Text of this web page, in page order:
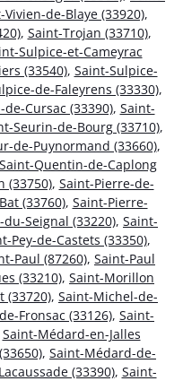
Vivien-de-Blaye (33920),
, Saint-Trojan (33710),
Sulpice-et-Cameyrac
(33540), Saint-Sulpice-
de-Faleyrens (33330),
Cursac (33390), Saint-
Seurin-de-Bourg (33710),
de-Puynormand (33660),
Saint-Quentin-de-Caplong
(33750), Saint-Pierre-de-
(33760), Saint-Pierre-
Seignal (33220), Saint-
Pey-de-Castets (33350),
Paul (87260), Saint-Paul
(33210), Saint-Morillon
(33720), Saint-Michel-de-
Fronsac (33126), Saint-
Saint-Médard-en-Jalles
, Saint-Médard-de-
(33390), Saint-